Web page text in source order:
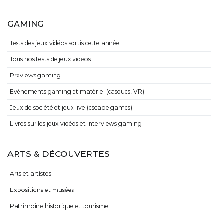
GAMING
Tests des jeux vidéos sortis cette année
Tous nos tests de jeux vidéos
Previews gaming
Evénements gaming et matériel (casques, VR)
Jeux de société et jeux live (escape games)
Livres sur les jeux vidéos et interviews gaming
ARTS & DÉCOUVERTES
Arts et artistes
Expositions et musées
Patrimoine historique et tourisme